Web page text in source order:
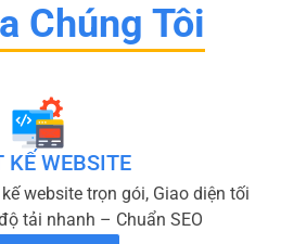
Chúng Tôi
KẾ WEBSITE
website trọn gói, Giao diện tối
tải nhanh – Chuẩn SEO